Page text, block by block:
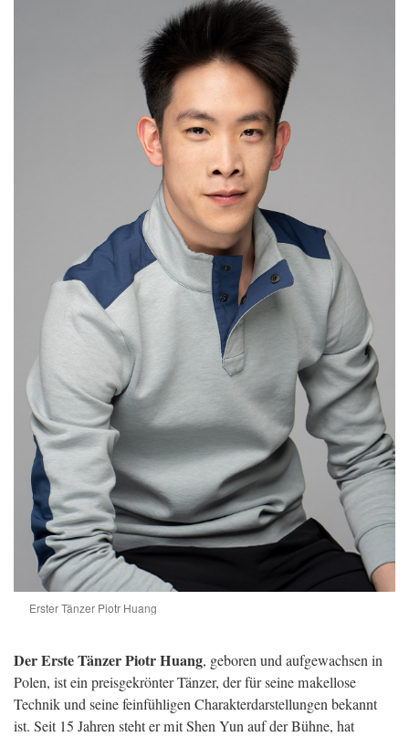
Erster Tänzer Piotr Huang
Der Erste Tänzer Piotr Huang, geboren und aufgewachsen in
Polen, ist ein preisgekrönter Tänzer, der für seine makellose
Technik und seine feinfühligen Charakterdarstellungen bekannt
ist. Seit 15 Jahren steht er mit Shen Yun auf der Bühne, hat